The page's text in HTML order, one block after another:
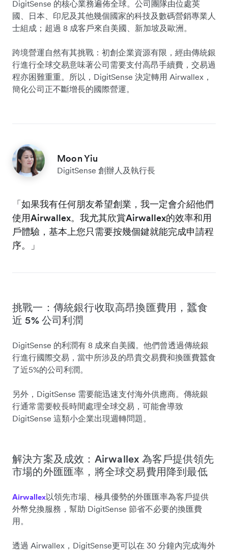
DigitSense 的核心業務遍佈全球。公司團隊由位處英
國、日本、印尼及其他幾個國家的科技及數碼營銷專業人
士組成；超過 8 成客戶來自美國、新加坡及歐洲。
跨境營運自然有其挑戰：初創企業資源有限，經由傳統銀
行進行全球交易意味著公司需要支付高昂手續費，交易過
程亦困難重重。所以，DigitSense 決定轉用 Airwallex，
簡化公司正不斷增長的國際營運。
Moon Yiu
DigitSense 創辦人及執行長
「如果我有任何朋友希望創業，我一定會介紹他們
使用Airwallex。我尤其欣賞Airwallex的效率和用
戶體驗，基本上您只需要按幾個鍵就能完成申請程
序。」
挑戰一：傳統銀行收取高昂換匯費用，蠶食
近 5% 公司利潤
DigitSense 的利潤有 8 成來自美國。他們曾透過傳統銀
行進行國際交易，當中所涉及的昂貴交易費和換匯費蠶食
了近5%的公司利潤。
另外，DigitSense 需要能迅速支付海外供應商。傳統銀
行通常需要較長時間處理全球交易，可能會導致
DigitSense 這類小企業出現週轉問題。
解決方案及成效：Airwallex 為客戶提供領先
市場的外匯匯率，將全球交易費用降到最低
Airwallex以領先市場、極具優勢的外匯匯率為客戶提供
外幣兌換服務，幫助 DigitSense 節省不必要的換匯費
用。
透過 Airwallex，DigitSense更可以在 30 分鐘內完成海外